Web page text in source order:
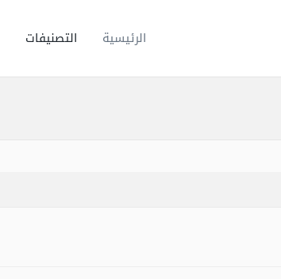
الرئيسية التصنيفات